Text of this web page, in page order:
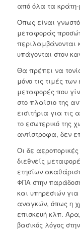
από όλα τα κράτη-
Όπως είναι
μεταφοράς
περιλαμβάνονται
υπάγονται στον
Θα πρέπει να
μόνο τις τιμές των
μεταφορές που
στο πλαίσιο της
εισιτήρια για
το εσωτερικό της
αντίστροφα, δεν
Οι δε
διεθνείς
ετησίων
ΦΠΑ στην
και υπηρεσιών
αναγκών, όπως η
επισκευή κλπ.
βασικός λόγος